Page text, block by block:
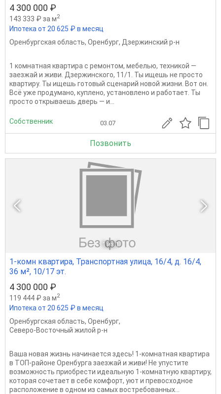
4 300 000 ₽
143 333 ₽ за м2
Ипотека от 20 625 ₽ в месяц
Оренбургская область, Оренбург, Дзержинский р-н
1 комнатная квартира с ремонтом, мебелью, техникой —
заезжай и живи. Дзержинского, 11/1. Ты ищешь не просто
квартиру. Ты ищешь готовый сценарий новой жизни. Вот он.
Всё уже продумано, куплено, установлено и работает. Ты
просто открываешь дверь — и...
Собственник 03.07
Позвонить
1 из 1
1-комн квартира, Транспортная улица, 16/4, д. 16/4,
36 м², 10/17 эт.
4 300 000 ₽
119 444 ₽ за м2
Ипотека от 20 625 ₽ в месяц
Оренбургская область, Оренбург,
Северо-Восточный жилой р-н
Ваша новая жизнь начинается здесь! 1-комнатная квартира
в ТОП-районе Оренбурга заезжай и живи! Не упустите
возможность приобрести идеальную 1-комнатную квартиру,
которая сочетает в себе комфорт, уют и превосходное
расположение в одном из самых востребованных...